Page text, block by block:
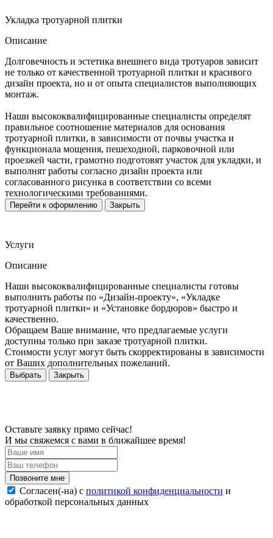
Укладка тротуарной плитки
Описание
Долговечность и эстетика внешнего вида тротуаров зависит
не только от качественной тротуарной плитки и красивого
дизайн проекта, но и от опыта специалистов выполняющих
монтаж.
Наши высококвалифицированные специалисты определят
правильное соотношение материалов для основания
тротуарной плитки, в зависимости от почвы участка и
функционала мощения, пешеходной, парковочной или
проезжей части, грамотно подготовят участок для укладки, и
выполнят работы согласно дизайн проекта или
согласованного рисунка в соответствии со всеми
технологическими требованиями.
Перейти к оформлению Закрыть
Услуги
Описание
Наши высококвалифицированные специалисты готовы
выполнить работы по «Дизайн-проекту», «Укладке
тротуарной плитки» и «Установке бордюров» быстро и
качественно.
Обращаем Ваше внимание, что предлагаемые услуги
доступны только при заказе тротуарной плитки.
Стоимости услуг могут быть скорректированы в зависимости
от Ваших дополнительных пожеланий.
Выбрать Закрыть
Оставьте заявку прямо сейчас!
И мы свяжемся с вами в ближайшее время!
Согласен(-на) c политикой конфиденциальности и
обработкой персональных данных